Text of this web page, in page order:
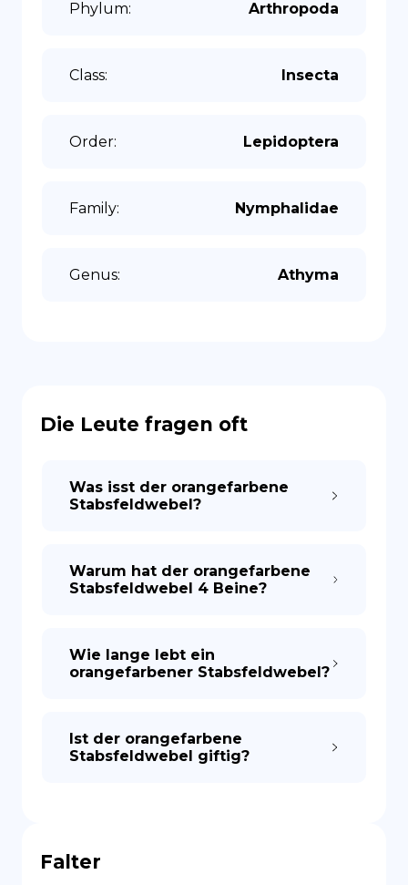
Phylum: Arthropoda
Class: Insecta
Order: Lepidoptera
Family: Nymphalidae
Genus: Athyma
Die Leute fragen oft
Was isst der orangefarbene
Stabsfeldwebel?
Warum hat der orangefarbene
Stabsfeldwebel 4 Beine?
Wie lange lebt ein
orangefarbener Stabsfeldwebel?
Ist der orangefarbene
Stabsfeldwebel giftig?
Falter